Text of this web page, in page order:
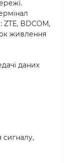
BDCOM,
живлення
даних
сигналу,